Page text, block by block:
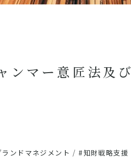
ンマー意匠法及び
ンドマネジメント /#知財戦略支援